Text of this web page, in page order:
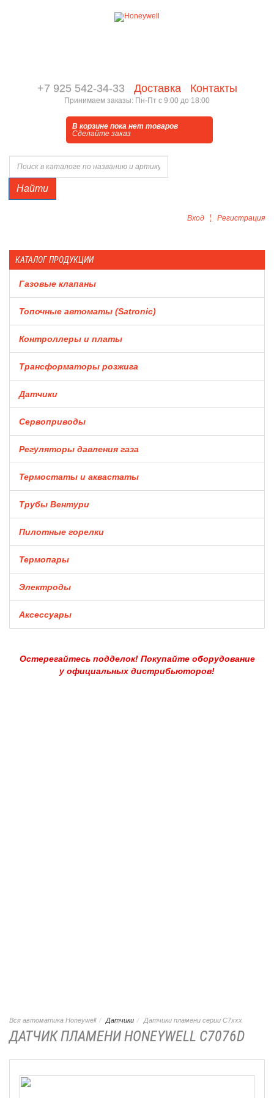
+7 925 542-34-33 Доставка Контакты
Принимаем заказы: Пн-Пт с 9:00 до 18:00
В корзине пока нет товаров
Сделайте заказ
Найти
Вход Регистрация
КАТАЛОГ ПРОДУКЦИИ
Газовые клапаны
Топочные автоматы (Satronic)
Контроллеры и платы
Трансформаторы розжига
Датчики
Сервоприводы
Регуляторы давления газа
Термостаты и аквастаты
Трубы Вентури
Пилотные горелки
Термопары
Электроды
Аксессуары
Остерегайтесь подделок! Покупайте оборудование
у официальных дистрибьюторов!
Вся автоматика Honeywell Датчики Датчики пламени серии C7xxx
ДАТЧИК ПЛАМЕНИ HONEYWELL C7076D